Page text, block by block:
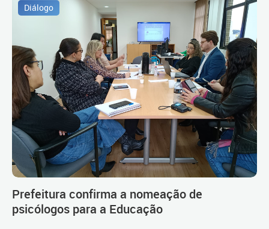
Diálogo
Prefeitura confirma a nomeação de
psicólogos para a Educação